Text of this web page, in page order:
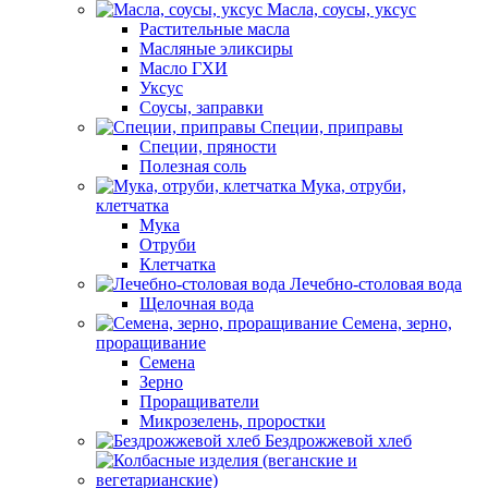
Масла, соусы, уксус
Растительные масла
Масляные эликсиры
Масло ГХИ
Уксус
Соусы, заправки
Специи, приправы
Специи, пряности
Полезная соль
Мука, отруби,
клетчатка
Мука
Отруби
Клетчатка
Лечебно-столовая вода
Щелочная вода
Семена, зерно,
проращивание
Семена
Зерно
Проращиватели
Микрозелень, проростки
Бездрожжевой хлеб